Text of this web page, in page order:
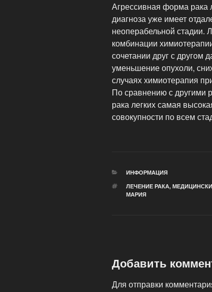
Агрессивная форма рака
диагноза уже имеет
неоперабельной стадии.
комбинации
сочетании друг с
уменьшение опухоли,
случаях химиотерапия
По сравнению с другими
рака легких самая
совокупности по всем
РУБРИКИ
ИНФОРМАЦИЯ
МЕТКИ
ЛЕЧЕНИЕ РАКА,
МАРИЯ
Добавить
Для отправки